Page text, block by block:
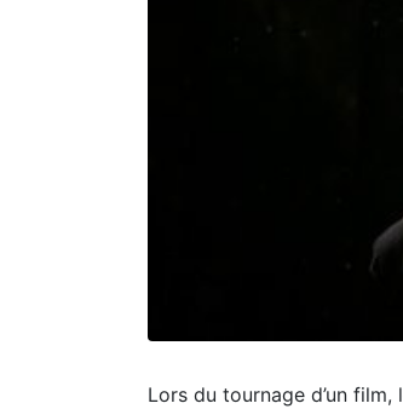
Lors du tournage d’un film,